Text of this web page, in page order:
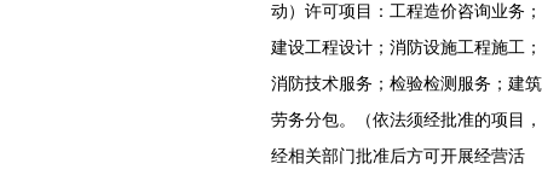
动）许可项目：工程造价咨询业务；
建设工程设计；消防设施工程施工；
消防技术服务；检验检测服务；建筑
劳务分包。（依法须经批准的项目，
经相关部门批准后方可开展经营活